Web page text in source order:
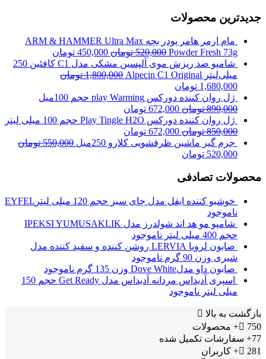
جدیدترین محصولات
مام ارمر هامر پودر بچه ARM & HAMMER Ultra Max
Powder Fresh 73g
520,000 تومان 450,000 تومان
شامپو ضد ریزش موی آلپسین مشکی مدل C1 کافئین 250
میلی‌لیتر Alpecin C1 Original
1,800,000 تومان
1,680,000 تومان
ژل روان کننده دورکس play Warming حجم 100میل
890,000 تومان 672,000 تومان
ژل روان کننده دورکس Play Tingle H2O حجم 100 میلی لیتر
850,000 تومان 672,000 تومان
جرم گیر ماشین ظرفشویی کلارو 250میل
550,000 تومان
520,000 تومان
محصولات تصادفی
خوشبو کننده ایفل مدل چای سبز حجم 120 میلی لیترEYFEL
ناموجود
شامپو مو هد اند شولدرز مدل IPEKSI YUMUSAKLIK
حجم 400 میلی لیتر
ناموجود
صابون لرویا LERVIA روشن کننده و سفید کننده مدل
شیری وزن 90 گرم
ناموجود
صابون داو مدلDove White وزن 135 گرم
ناموجود
اسپری آدیداس مردانه آدیداس مدل Get Ready حجم 150
میلی لیتر ناموجود
بازگشت به بالا
750+
محصولات
77+
سفارشات تکمیل شده
281+
کاربران